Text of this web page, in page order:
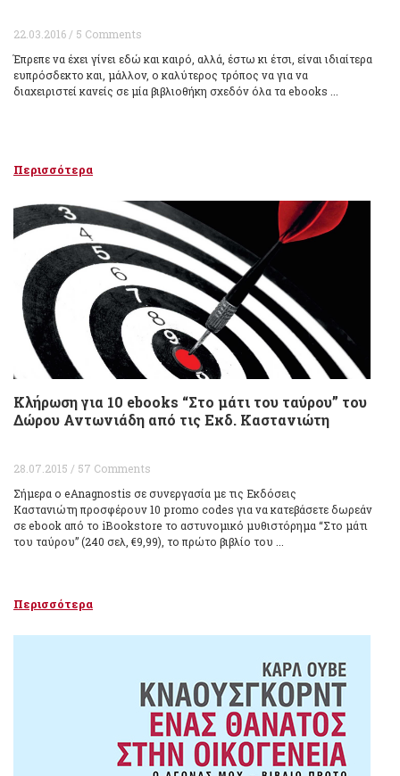
22.03.2016 / 5 Comments
Έπρεπε να έχει γίνει εδώ και καιρό, αλλά, έστω κι έτσι, είναι ιδιαίτερα
ευπρόσδεκτο και, μάλλον, ο καλύτερος τρόπος να για να
διαχειριστεί κανείς σε μία βιβλιοθήκη σχεδόν όλα τα ebooks ...
Περισσότερα
Κλήρωση για 10 ebooks “Στο μάτι του ταύρου” του
Δώρου Αντωνιάδη από τις Εκδ. Καστανιώτη
28.07.2015 / 57 Comments
Σήμερα ο eAnagnostis σε συνεργασία με τις Εκδόσεις
Καστανιώτη προσφέρουν 10 promo codes για να κατεβάσετε δωρεάν
σε ebook από το iBookstore το αστυνομικό μυθιστόρημα “Στο μάτι
του ταύρου” (240 σελ, €9,99), το πρώτο βιβλίο του ...
Περισσότερα